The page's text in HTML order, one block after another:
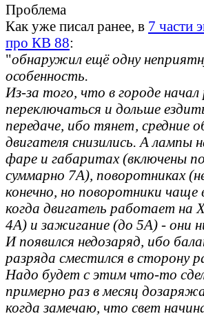
Проблема
Как уже писал ранее, в 7 части
про КВ 88:
"обнаружил ещё одну
особенность.
Из-за того, что в городе
переключаться и дольше
передаче, ибо тянет, средние
двигателя снизились. А лампы
фаре и габаритах (включены
суммарно 7А), поворотниках
конечно, но поворотники чаще
когда двигатель работает на
4А) и зажигание (до 5А) - они
И появился недозаряд, ибо
разряда сместился в сторону
Надо будет с этим что-то
примерно раз в месяц
когда замечаю, что свет